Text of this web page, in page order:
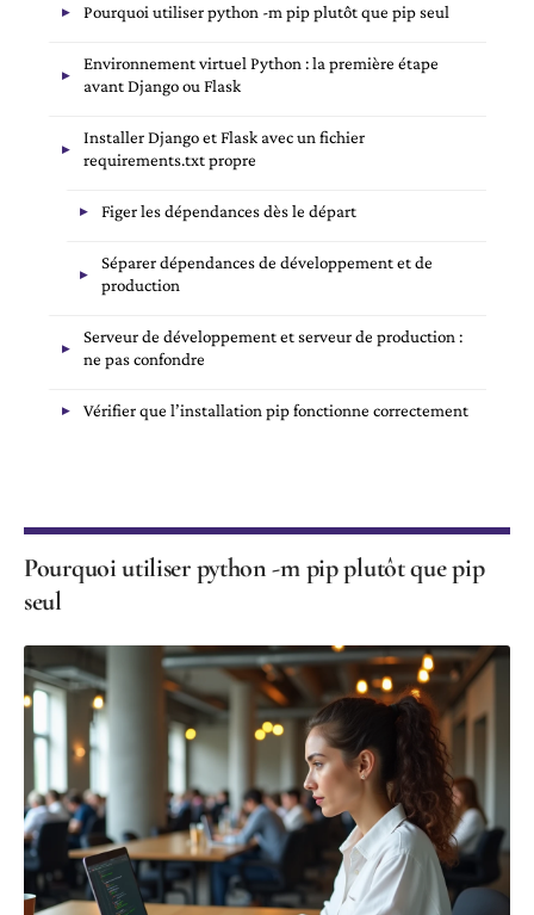
Pourquoi utiliser python -m pip plutôt que pip seul
Environnement virtuel Python : la première étape
avant Django ou Flask
Installer Django et Flask avec un fichier
requirements.txt propre
Figer les dépendances dès le départ
Séparer dépendances de développement et de
production
Serveur de développement et serveur de production :
ne pas confondre
Vérifier que l’installation pip fonctionne correctement
Pourquoi utiliser python -m pip plutôt que pip
seul